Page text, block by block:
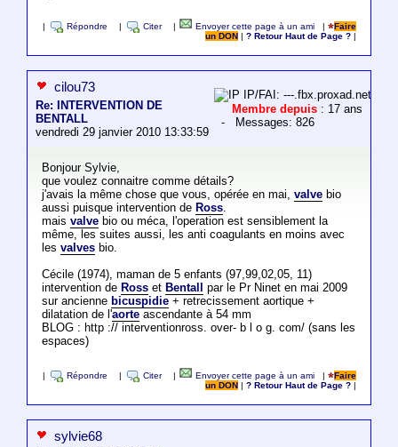
Répondre Citer Envoyer cette page à un ami |
Faire
un DON
|? Retour Haut de Page ?
cilou73
Re: INTERVENTION DE
BENTALL
vendredi 29 janvier 2010 13:33:59
IP/FAI: ---.fbx.proxad.net
Membre depuis : 17 ans
- Messages: 826
Bonjour Sylvie,
que voulez connaitre comme détails?
j'avais la même chose que vous, opérée en mai, valvebio
aussi puisque intervention de Ross.
mais valvebio ou méca, l'operation est sensiblement la
même, les suites aussi, les anti coagulants en moins avec
les valvesbio.
Cécile (1974), maman de 5 enfants (97,99,02,05, 11)
intervention de Rosset Bentall
par le Pr Ninet en mai 2009
sur ancienne bicuspidie+ retrecissement aortique +
dilatation de l'aorteascendante à 54 mm
BLOG : http :// interventionross. over- b l o g. com/ (sans les
espaces)
Répondre Citer Envoyer cette page à un ami |
Faire
un DON
|? Retour Haut de Page ?
sylvie68